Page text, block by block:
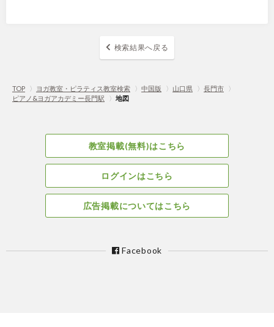
検索結果へ戻る
TOP 〉 ヨガ教室・ピラティス教室検索 〉 中国版 〉 山口県 〉 長門市
〉
ピアノ&ヨガアカデミー長門駅
〉 地図
教室掲載(無料)はこちら
ログインはこちら
広告掲載についてはこちら
Facebook